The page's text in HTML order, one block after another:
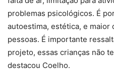
problemas psicológicos. É
autoestima, estética, e maior
pessoas. É importante
projeto, essas crianças não
destacou Coelho.